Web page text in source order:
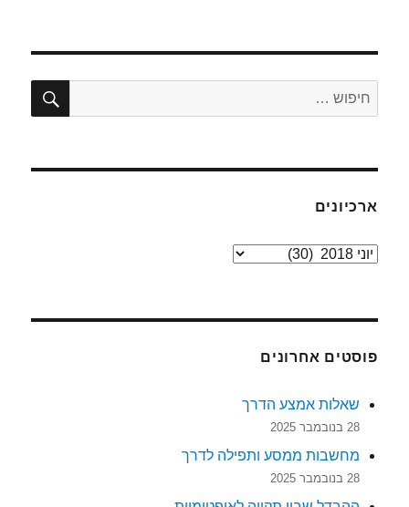
חפש:
ארכיונים
ארכיונים
פוסטים אחרונים
שאלות אמצע הדרך
28 בנובמבר 2025
מחשבות ממסע ותפילה לדרך
28 בנובמבר 2025